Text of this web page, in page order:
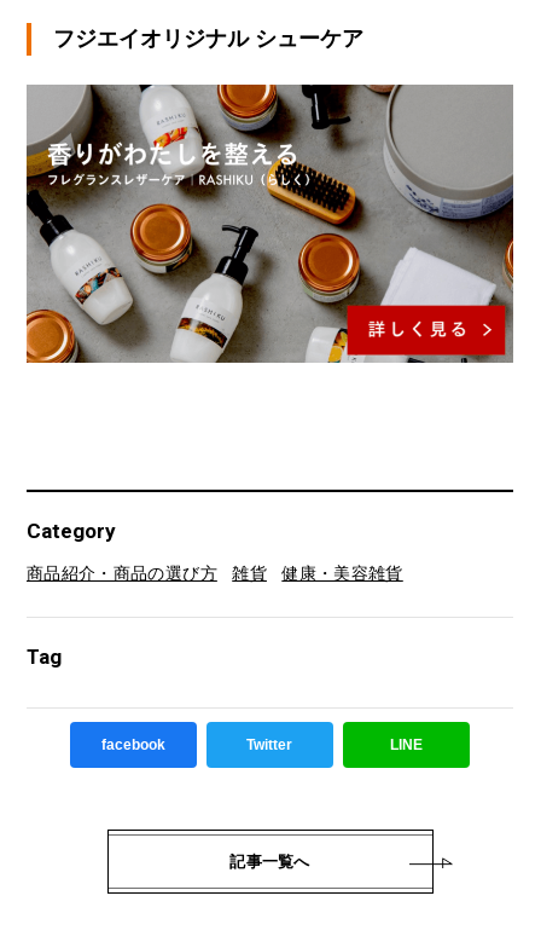
フジエイオリジナル シューケア
Category
商品紹介・商品の選び方 雑貨 健康・美容雑貨
Tag
facebook Twitter LINE
記事一覧へ